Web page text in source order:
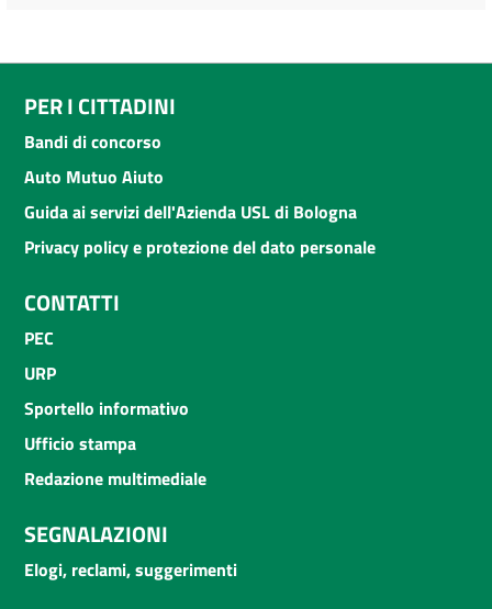
PER I CITTADINI
Bandi di concorso
Auto Mutuo Aiuto
Guida ai servizi dell'Azienda USL di Bologna
Privacy policy e protezione del dato personale
CONTATTI
PEC
URP
Sportello informativo
Ufficio stampa
Redazione multimediale
SEGNALAZIONI
Elogi, reclami, suggerimenti